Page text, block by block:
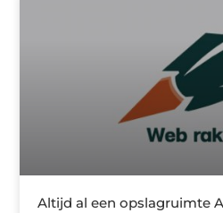
Altijd al een opslagruimte